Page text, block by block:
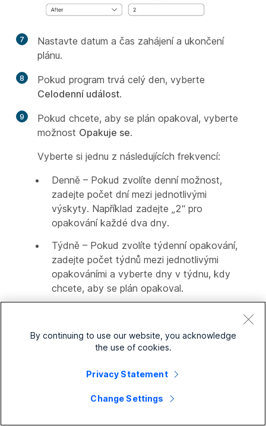
7
Nastavte datum a čas zahájení a ukončení
plánu.
8
Pokud program trvá celý den, vyberte
Celodenní událost.
9
Pokud chcete, aby se plán opakoval, vyberte
možnost Opakuje se.
Vyberte si jednu z následujících frekvencí:
Denně – Pokud zvolíte denní možnost,
zadejte počet dní mezi jednotlivými
výskyty. Například zadejte „2“ pro
opakování každé dva dny.
Týdně – Pokud zvolíte týdenní opakování,
zadejte počet týdnů mezi jednotlivými
opakováními a vyberte dny v týdnu, kdy
chcete, aby se plán opakoval.
definovat, kdy se má opakující se plán zastavit.
Po výběru se zobrazí rozbalovací nabídka
Po – Plán se zastaví po uplynutí
stanoveného počtu výskytů. Zadejte počet
výskytů, po kterých má být plán opakování
By continuing to use our website, you acknowledge
the use of cookies.
Privacy Statement
Change Settings